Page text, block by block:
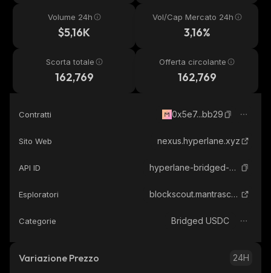
Volume 24h
$5,16K
Vol/Cap Mercato 24h
3,16%
Scorta totale
162,769
Offerta circolante
162,769
Contratti 0x5e7...bb29
Sito Web nexus.hyperlane.xyz
API ID hyperlane-bridged-usdc-mantra-evm
Esploratori blockscout.mantrascan.io
Categorie Bridged USDC
Variazione Prezzo 24H